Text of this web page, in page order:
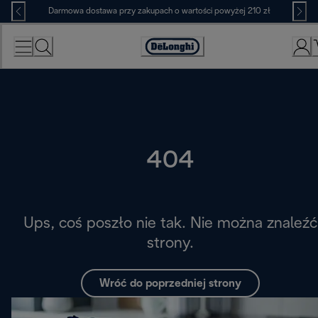
Skip
to
Content
Darmowa dostawa przy zakupach o wartości powyżej 210 zł
Deklaracja
dostępności
404
Ups, coś poszło nie tak. Nie można znaleźć
strony.
Wróć do poprzedniej strony